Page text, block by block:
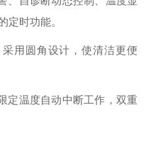
定时功能。
用圆角设计，使清洁更便
定温度自动中断工作，双重